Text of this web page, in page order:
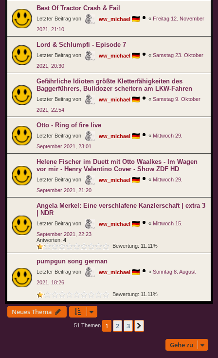
Best Of Tractor Crash & Fail
Letzter Beitrag von ww_michael « Freitag 12. November
2021, 21:10
Lord & Schlumpfi - Episode 7
Letzter Beitrag von ww_michael « Samstag 23. Oktober
2021, 20:30
Gefährliche Idioten größte Kletterfähigkeiten des
Baggerführers, Bulldozer scheitern am LKW-Fahren
Letzter Beitrag von ww_michael « Samstag 9. Oktober
2021, 22:54
Otto - Ring of fire live
Letzter Beitrag von ww_michael « Mittwoch 29.
September 2021, 23:01
Helene Fischer im Duett mit Otto Waalkes - Im Wagen
vor mir - Henry Valentino Cover - Show ZDF HD
Letzter Beitrag von ww_michael « Mittwoch 29.
September 2021, 21:20
Angela Merkel: Eine verschlafene Kanzlerschaft | extra 3
| NDR
Letzter Beitrag von ww_michael « Mittwoch 15.
September 2021, 22:23
Antworten: 4
Bewertung: 11.11%
pumpgun song german
Letzter Beitrag von ww_michael « Sonntag 8. August
2021, 18:26
Bewertung: 11.11%
Neues Thema
51 Themen 1 2 3
Gehe zu